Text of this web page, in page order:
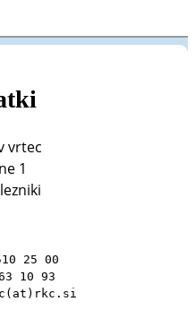
vrtec
1
25 00
10 93